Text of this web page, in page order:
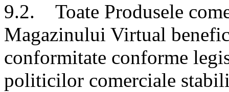
9.2. Toate Produsele
Magazinului Virtual
conformitate conforme
politicilor comerciale